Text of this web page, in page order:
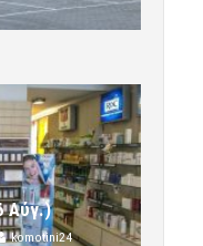
Αύγ.)
komotini24